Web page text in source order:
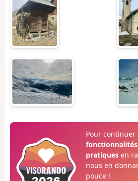
Pour continuer
pratiquesen
nous en
pouce !